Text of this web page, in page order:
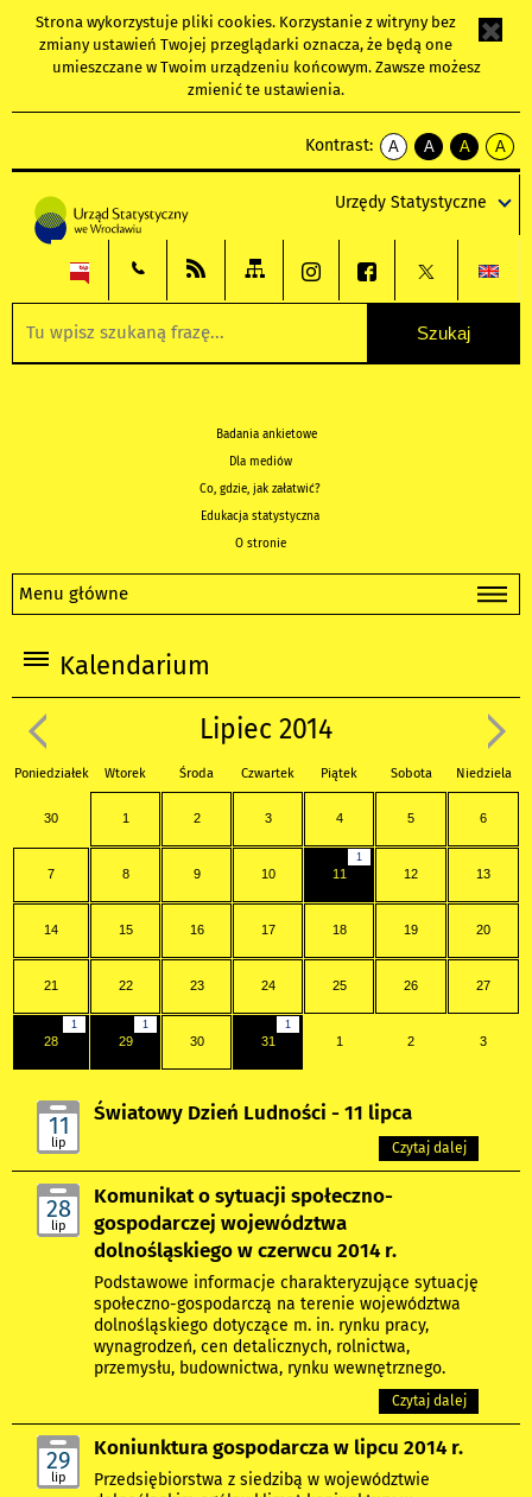
Strona wykorzystuje pliki cookies. Korzystanie z witryny bez
zmiany ustawień Twojej przeglądarki oznacza, że będą one
umieszczane w Twoim urządzeniu końcowym. Zawsze możesz
zmienić te ustawienia.
Kontrast:
A
kontrast
A
kontrast
tekst
czarnym
A
kontrast
tekst
czarnym
A
tekst
żółtym
Urzędy Statystyczne
Badania ankietowe
Dla mediów
Co, gdzie, jak załatwić?
Edukacja statystyczna
O stronie
Menu główne
Kalendarium
Lipiec 2014
Poniedziałek Wtorek Środa Czwartek Piątek Sobota Niedziela
30 1 2 3 4 5 6
7 8 9 10
1
11 12 13
14 15 16 17 18 19 20
21 22 23 24 25 26 27
1
28
1
29 30
1
31 1 2 3
11
lip
Światowy Dzień Ludności - 11 lipca
Czytaj dalej
28
lip
Komunikat o sytuacji społeczno-
gospodarczej województwa
dolnośląskiego w czerwcu 2014 r.
Podstawowe informacje charakteryzujące sytuację
społeczno-gospodarczą na terenie województwa
dolnośląskiego dotyczące m. in. rynku pracy,
wynagrodzeń, cen detalicznych, rolnictwa,
przemysłu, budownictwa, rynku wewnętrznego.
Czytaj dalej
29
lip
Koniunktura gospodarcza w lipcu 2014 r.
Przedsiębiorstwa z siedzibą w województwie